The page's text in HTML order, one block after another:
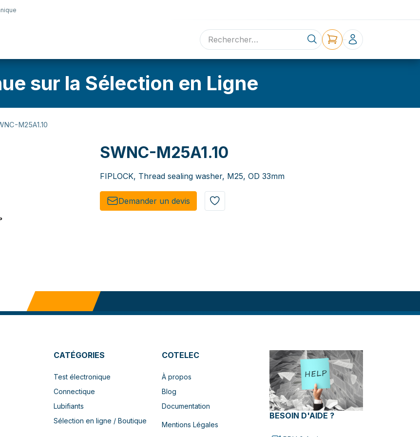
Sélection en ligne Contact
sur la Sélection en Ligne
M25A1.10
SWNC-M25A1.10
FIPLOCK, Thread sealing washer, M25, OD 33mm
Demander un de​​vis​​
CATÉGORIES
Test électronique
Connectique
Lubifiants
Sélection en ligne / Boutique
COTELEC
À propos
Blog
Documentation
Mentions Légales
BESOIN D'AIDE ?